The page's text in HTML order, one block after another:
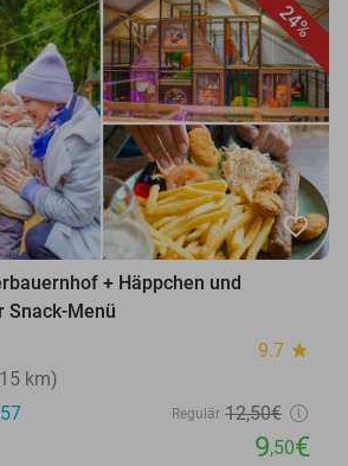
24%
favorite_border
+ Häppchen und
Snack-Menü
9.7 star
km)
Regulär 12,50€
9,50€